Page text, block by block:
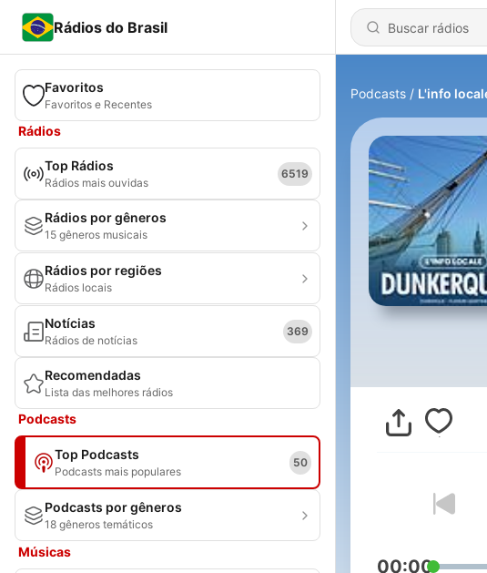
Rádios do Brasil
Favoritos
Favoritos e Recentes
Rádios
Top Rádios
Rádios mais ouvidas
6519
Rádios por gêneros
15 gêneros musicais
Rádios por regiões
Rádios locais
Notícias
Rádios de notícias
369
Recomendadas
Lista das melhores rádios
Podcasts
Top Podcasts
Podcasts mais populares
50
Podcasts por gêneros
18 gêneros temáticos
Músicas
Podcasts L'info
00:00